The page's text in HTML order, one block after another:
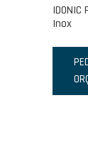
IDONIC
Inox